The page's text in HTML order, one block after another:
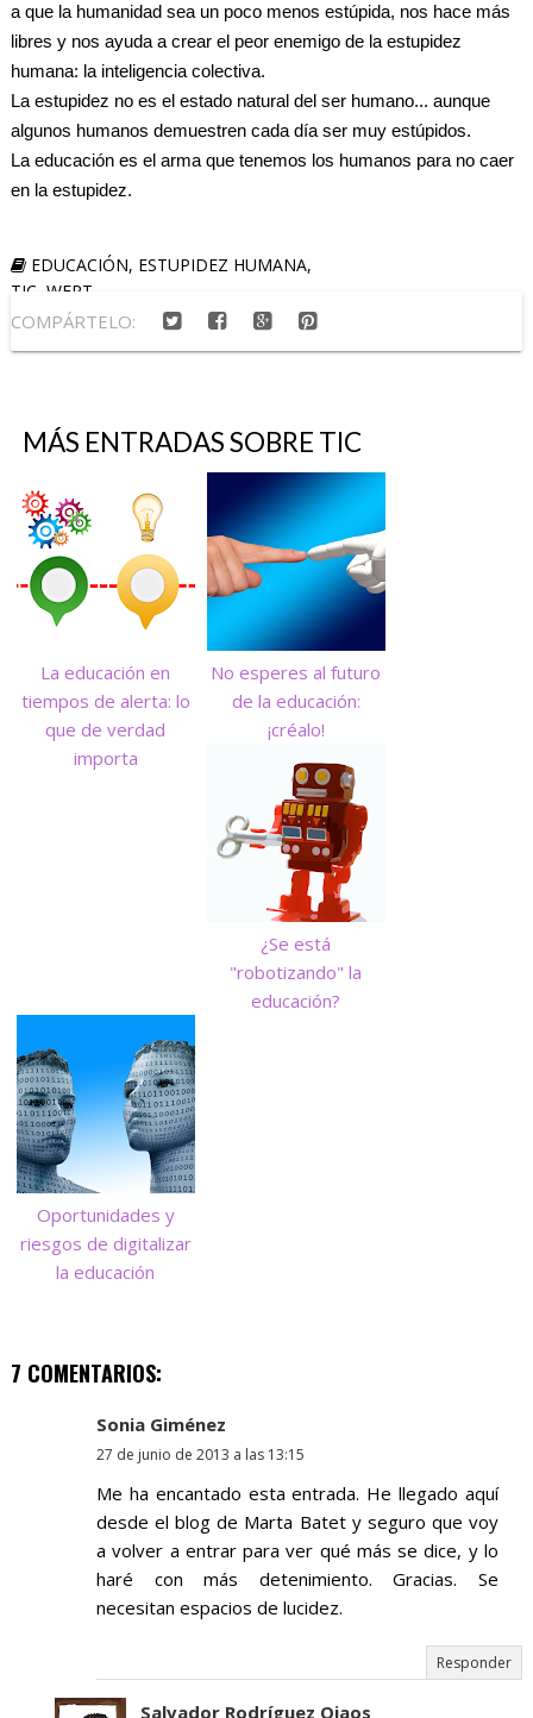
a que la humanidad sea un poco menos estúpida, nos hace más
libres y nos ayuda a crear el peor enemigo de la estupidez
humana: la inteligencia colectiva.
La estupidez no es el estado natural del ser humano... aunque
algunos humanos demuestren cada día ser muy estúpidos.
La educación es el arma que tenemos los humanos para no caer
en la estupidez.
EDUCACIÓN, ESTUPIDEZ HUMANA,
TIC WERT
COMPÁRTELO:
MÁS ENTRADAS SOBRE TIC
La educación en
tiempos de alerta: lo
que de verdad
importa
No esperes al futuro
de la educación:
¡créalo!
¿Se está
"robotizando" la
educación?
Oportunidades y
riesgos de digitalizar
la educación
7 COMENTARIOS:
Sonia Giménez
27 de junio de 2013 a las 13:15
Me ha encantado esta entrada. He llegado aquí
desde el blog de Marta Batet y seguro que voy
a volver a entrar para ver qué más se dice, y lo
haré con más detenimiento. Gracias. Se
necesitan espacios de lucidez.
Responder
Salvador Rodríguez Ojaos